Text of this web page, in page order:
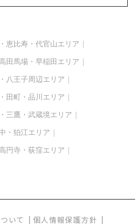
恵比寿・代官山エリア
田馬場・早稲田エリア
八王子周辺エリア
田町・品川エリア
三鷹・武蔵境エリア
・狛江エリア
円寺・荻窪エリア
いて 個人情報保護方針